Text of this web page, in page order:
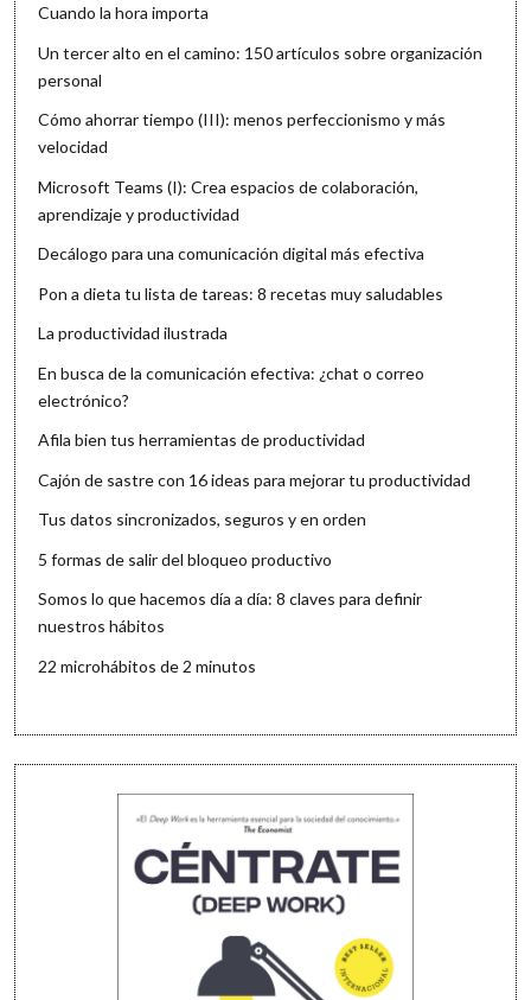
Cuando la hora importa
Un tercer alto en el camino: 150 artículos sobre organización
personal
Cómo ahorrar tiempo (III): menos perfeccionismo y más
velocidad
Microsoft Teams (I): Crea espacios de colaboración,
aprendizaje y productividad
Decálogo para una comunicación digital más efectiva
Pon a dieta tu lista de tareas: 8 recetas muy saludables
La productividad ilustrada
En busca de la comunicación efectiva: ¿chat o correo
electrónico?
Afila bien tus herramientas de productividad
Cajón de sastre con 16 ideas para mejorar tu productividad
Tus datos sincronizados, seguros y en orden
5 formas de salir del bloqueo productivo
Somos lo que hacemos día a día: 8 claves para definir
nuestros hábitos
22 microhábitos de 2 minutos